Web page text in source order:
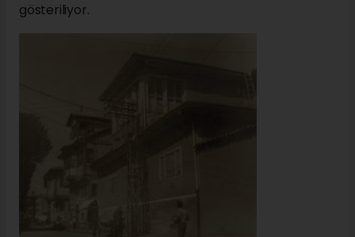
gösteriliyor.